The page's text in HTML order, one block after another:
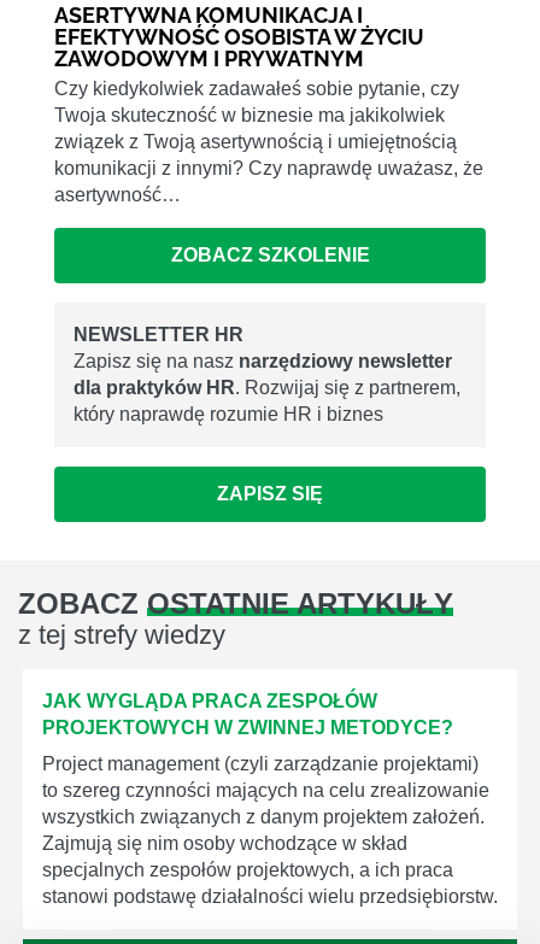
ASERTYWNA KOMUNIKACJA I
EFEKTYWNOŚĆ OSOBISTA W ŻYCIU
ZAWODOWYM I PRYWATNYM
Czy kiedykolwiek zadawałeś sobie pytanie, czy
Twoja skuteczność w biznesie ma jakikolwiek
związek z Twoją asertywnością i umiejętnością
komunikacji z innymi? Czy naprawdę uważasz, że
asertywność…
ZOBACZ SZKOLENIE
NEWSLETTER HR
Zapisz się na nasz narzędziowy newsletter
dla praktyków HR. Rozwijaj się z partnerem,
który naprawdę rozumie HR i biznes
ZAPISZ SIĘ
ZOBACZ OSTATNIE ARTYKUŁY
z tej strefy wiedzy
JAK WYGLĄDA PRACA ZESPOŁÓW
PROJEKTOWYCH W ZWINNEJ METODYCE?
Project management (czyli zarządzanie projektami)
to szereg czynności mających na celu zrealizowanie
wszystkich związanych z danym projektem założeń.
Zajmują się nim osoby wchodzące w skład
specjalnych zespołów projektowych, a ich praca
stanowi podstawę działalności wielu przedsiębiorstw.